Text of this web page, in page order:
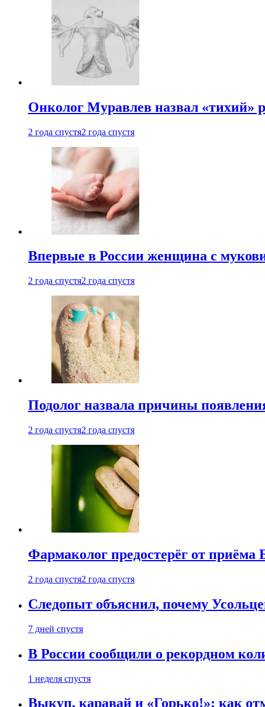
Онколог Муравлев назвал «тихий»
2 года спустя2 года спустя
Впервые в России женщина с
2 года спустя2 года спустя
Подолог назвала причины
2 года спустя2 года спустя
Фармаколог предостерёг от приёма
2 года спустя2 года спустя
Следопыт объяснил, почему
7 дней спустя
В России сообщили о рекордном
1 неделя спустя
Выкуп, каравай и «Горько!»: как